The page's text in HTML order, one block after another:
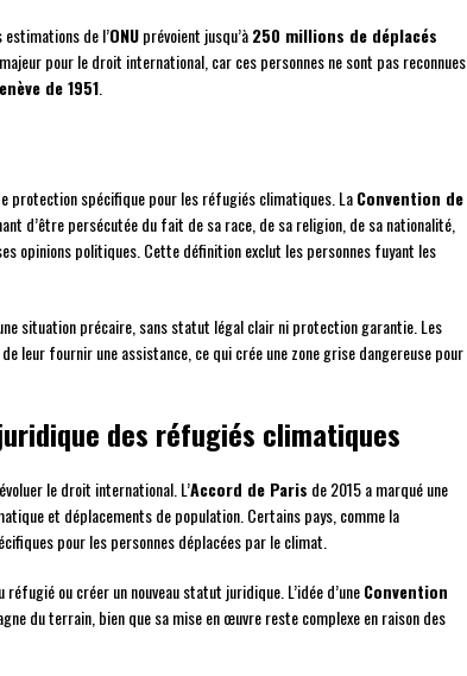
de l’ONUprévoient jusqu’à250 millions de déplacés
pour le droit international, car ces personnes ne sont pas reconnues
de 1951
protection spécifique pour les réfugiés climatiques. LaConvention de
d’être persécutée du fait de sa race, de sa religion, de sa nationalité,
opinions politiques. Cette définition exclut les personnes fuyant les
situation précaire, sans statut légal clair ni protection garantie. Les
leur fournir une assistance, ce qui crée une zone grise dangereuse pour
des réfugiés climatiques
le droit international. L’Accord de Paris de 2015 a marqué une
et déplacements de population. Certains pays, comme la
pour les personnes déplacées par le climat.
ou créer un nouveau statut juridique. L’idée d’uneConvention
du terrain, bien que sa mise en œuvre reste complexe en raison des